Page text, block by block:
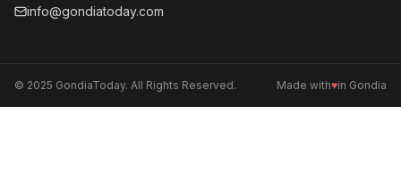
info@gondiatoday.com
© 2025 GondiaToday. All Rights Reserved. Made with♥in Gondia